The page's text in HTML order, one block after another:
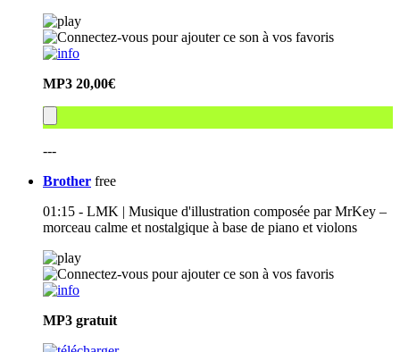
MP3 20,00€
---
Brother free
01:15 - LMK | Musique d'illustration composée par MrKey –
morceau calme et nostalgique à base de piano et violons
MP3 gratuit